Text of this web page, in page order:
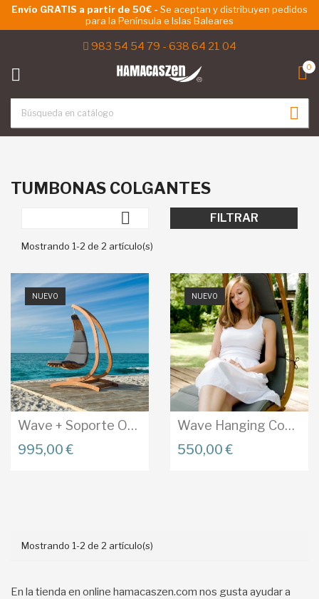
Envío GRATIS a partir de 50€ - Se aceptan y distribuyen pedidos
para la Península e Islas Baleares
983 54 54 79 - 638 64 21 04
 0
TUMBONAS COLGANTES

FILTRAR
Mostrando 1-2 de 2 artículo(s)
NUEVO
Wave + Soporte Optimist...
995,00 €Añadir Al Carrito
NUEVO
Wave Hanging Con Tapicería...
550,00 €Añadir Al Carrito
Mostrando 1-2 de 2 artículo(s)
En la tienda en online hamacaszen.com nos gusta ayudar a